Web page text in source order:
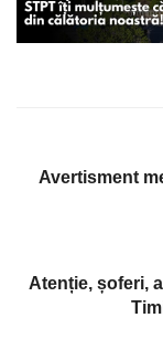
Avertisment
Atenție, șoferi,